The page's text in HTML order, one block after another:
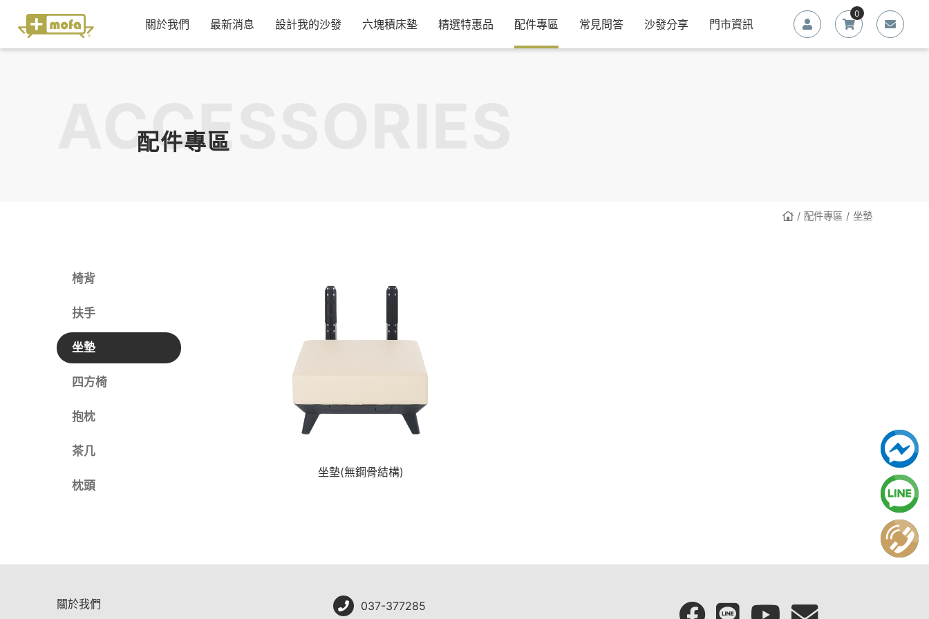
關於我們 最新消息 設計我的沙發 六塊積床墊 精選特惠品 配件專區 常見問答 沙發分享 門市資訊
0
ACCESSORIES
配件專區
配件專區 坐墊
椅背
扶手
坐墊
四方椅
抱枕
茶几
枕頭
坐墊(無鋼骨結構)
關於我們 037-377285